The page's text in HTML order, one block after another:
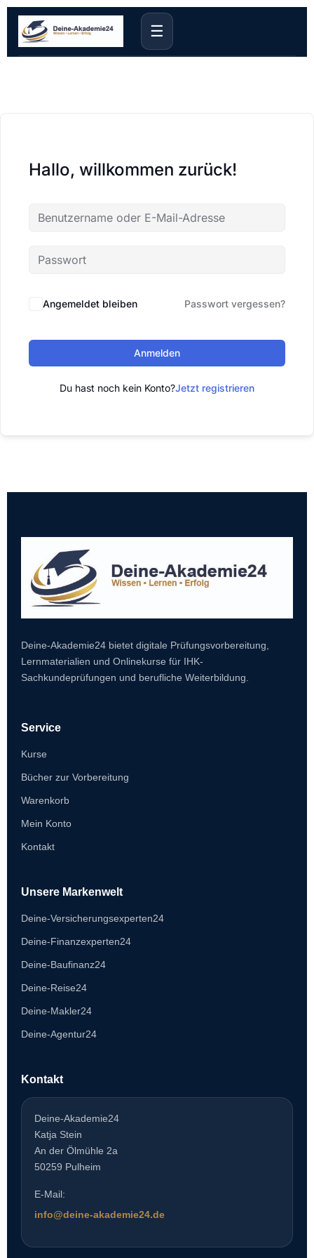
☰
Hallo, willkommen zurück!
Angemeldet bleiben Passwort vergessen?
Anmelden
Du hast noch kein Konto?Jetzt registrieren
Deine-Akademie24 bietet digitale Prüfungsvorbereitung,
Lernmaterialien und Onlinekurse für IHK-
Sachkundeprüfungen und berufliche Weiterbildung.
Service
Kurse
Bücher zur Vorbereitung
Warenkorb
Mein Konto
Kontakt
Unsere Markenwelt
Deine-Versicherungsexperten24
Deine-Finanzexperten24
Deine-Baufinanz24
Deine-Reise24
Deine-Makler24
Deine-Agentur24
Kontakt
Deine-Akademie24
Katja Stein
An der Ölmühle 2a
50259 Pulheim
E-Mail:
info@deine-akademie24.de